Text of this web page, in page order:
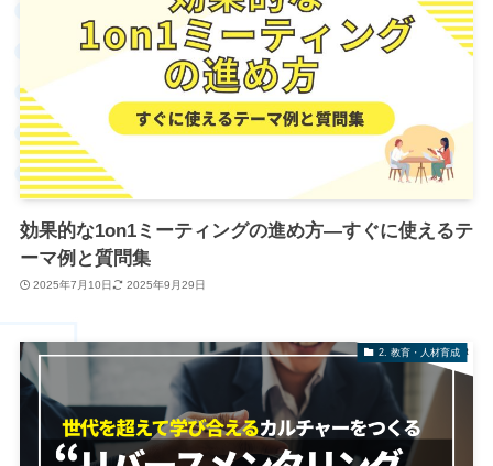
効果的な1on1ミーティングの進め方―すぐに使えるテ
ーマ例と質問集
2025年7月10日 2025年9月29日
2. 教育・人材育成